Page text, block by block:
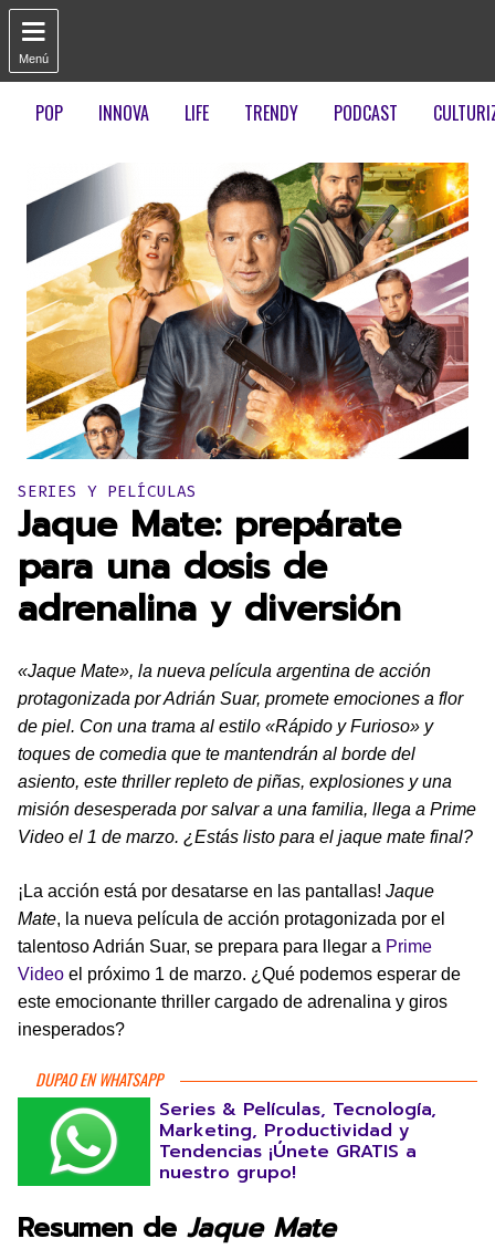

Menú
POP INNOVA LIFE TRENDY PODCAST
Publicado en:
SERIES Y PELÍCULAS
Jaque Mate: prepárate
para una dosis de
adrenalina y diversión
«Jaque Mate», la nueva película argentina de acción
protagonizada por Adrián Suar, promete emociones a flor
de piel. Con una trama al estilo «Rápido y Furioso» y
toques de comedia que te mantendrán al borde del
asiento, este thriller repleto de piñas, explosiones y una
misión desesperada por salvar a una familia, llega a Prime
Video el 1 de marzo. ¿Estás listo para el jaque mate final?
¡La acción está por desatarse en las pantallas! Jaque
Mate, la nueva película de acción protagonizada por el
talentoso Adrián Suar, se prepara para llegar a Prime
Video el próximo 1 de marzo. ¿Qué podemos esperar de
este emocionante thriller cargado de adrenalina y giros
inesperados?
DUPAO EN WHATSAPP
Series & Películas, Tecnología,
Marketing, Productividad y
Tendencias ¡Únete GRATIS a
nuestro grupo!
Resumen de Jaque Mate